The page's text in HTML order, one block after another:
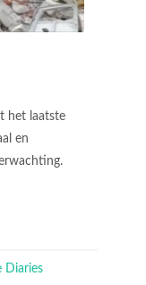
het laatste
en